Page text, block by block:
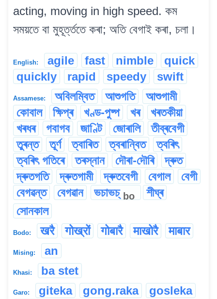
acting, moving in high speed. কম
সময়তে বা মুহূৰ্ত্ততে কৰা; অতি বেগাই কৰা, চলা।
English: agile fast nimble
quick
quickly
rapid speedy swift
Assamese: অবিলম্বিত আশুগতি
আশুগামী
কোবাল
ক্ষিপ্ৰ খণ্ড-পুষ্প খৰ
খৰতকীয়া
খৰধৰ
গবাগব জাণ্টি জোৰালি
তীব্ৰবেগী
তুৰন্ত
তূৰ্ণ ত্বাৰিত ত্বৰান্বিত
ত্বৰিৎ
ত্বৰিৎ গতিৰে
তৰস্নান দৌৰা-দৌৰি
দ্ৰুত
দ্ৰুতগতি
দ্ৰুতগামী দ্ৰুতবেগী বেগাল
বেগী
বেগৱন্ত
বেগৱান ভচাভচ্ bo
শীঘ্ৰ
সোনকাল
Bodo: खरै गोख्रों गोबारै माखोरै माबार
Mising: an
Khasi: ba stet
Garo: giteka gong.raka
gosleka